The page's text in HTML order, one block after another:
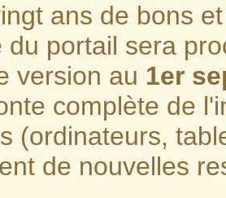
ans de bons
du portail sera
version au 1er
complète de
(ordinateurs,
de nouvelles